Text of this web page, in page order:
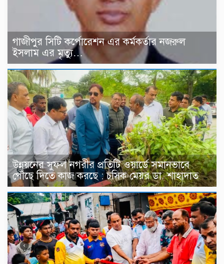
গাজীপুর সিটি কর্পোরেশন এর কর্মকর্তার নজরুল
ইসলাম এর মৃত্যু…
উন্নয়নের সুফল নগরীর প্রতিটি ওয়ার্ডে সমানভাবে
পৌঁছে দিতে কাজ করছে : চসিক মেয়র ডা. শাহাদাত